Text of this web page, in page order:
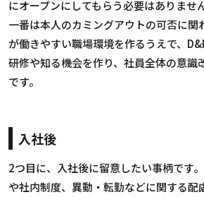
にオープンにしてもらう必要はありませ
一番は本人のカミングアウトの可否に関
が働きやすい職場環境を作るうえで、
研修や知る機会を作り、社員全体の意識
です。
入社後
2つ目に、入社後に留意したい事柄です
や社内制度、異動・転勤などに関する配